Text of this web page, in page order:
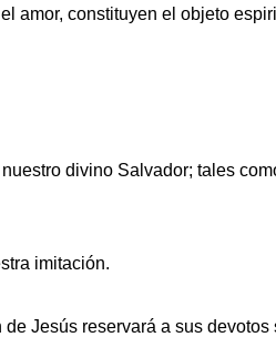
amor, constituyen el objeto
divino Salvador; tales
imitación.
Jesús reservará a sus devotos